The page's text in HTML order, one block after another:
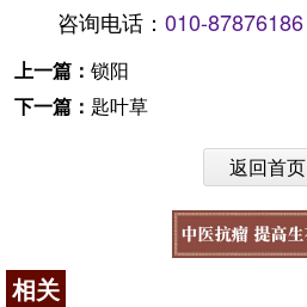
咨询电话： 010-87876186
上一篇： 锁阳
下一篇： 匙叶草
返回首页
相关